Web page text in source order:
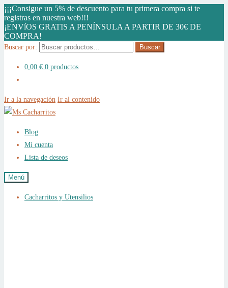
¡¡¡Consigue un 5% de descuento para tu primera compra si te
registras en nuestra web!!!
¡ENVíOS GRATIS A PENÍNSULA A PARTIR DE 30€ DE
COMPRA!
Buscar por: Buscar
0,00 € 0 productos
Ir a la navegación Ir al contenido
Blog
Mi cuenta
Lista de deseos
Menú
Cacharritos y Utensilios